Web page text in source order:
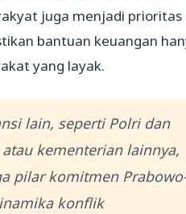
juga menjadi prioritas
bantuan keuangan
yang layak.
lain, seperti Polri dan
kementerian lainnya,
pilar komitmen
konflik